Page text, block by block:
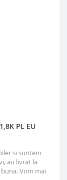
PL EU
si suntem
au livrat la
Vom mai